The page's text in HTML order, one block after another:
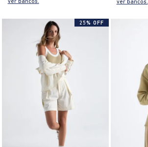
ver bancos.
ver bancos.
25% OFF